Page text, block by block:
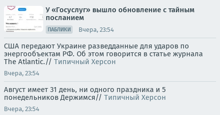
У «Госуслуг» вышло обновление с тайным
посланием
ПАБЛИКИ Вчера, 23:54
США передают Украине разведданные для ударов по
энергообъектам РФ. Об этом говорится в статье журнала
The Atlantic.// Типичный Херсон
Вчера, 23:54
Август имеет 31 день, ни одного праздника и 5
понедельников Держимся// Типичный Херсон
Вчера, 23:54